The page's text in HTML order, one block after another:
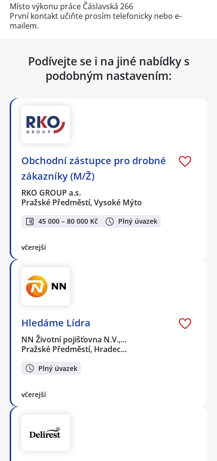
Místo výkonu práce Čáslavská 266
První kontakt učiňte prosím telefonicky nebo e-
mailem.
Podívejte se i na jiné nabídky s
podobným nastavením:
Obchodní zástupce pro drobné
zákazníky (M/Ž)
RKO GROUP a.s.
Pražské Předměstí, Vysoké Mýto
45 000 – 80 000 Kč Plný úvazek
včerejší
Hledáme Lídra
NN Životní pojišťovna N.V.,…
Pražské Předměstí, Hradec…
Plný úvazek
včerejší